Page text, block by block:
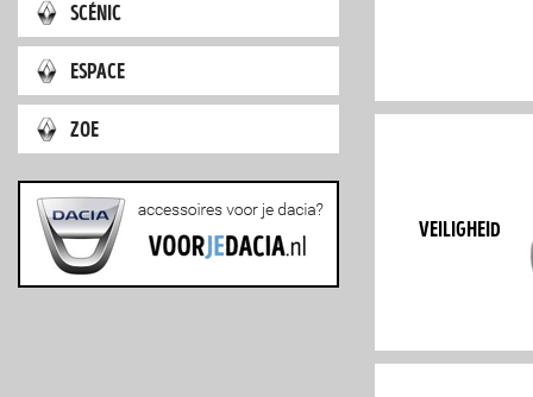
scénic
espace
zoe
veiligheid